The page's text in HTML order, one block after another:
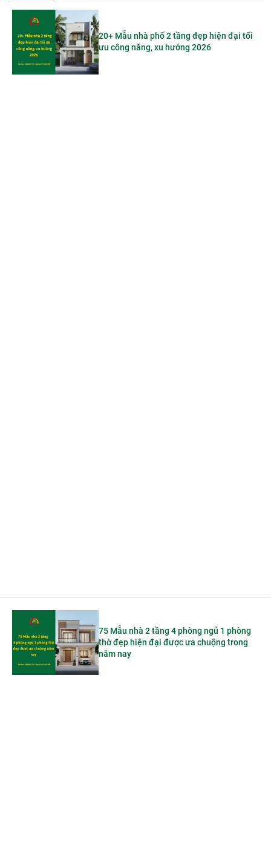
20+ Mẫu nhà phố 2 tầng đẹp hiện đại tối
ưu công năng, xu hướng 2026
75 Mẫu nhà 2 tầng 4 phòng ngủ 1 phòng
thờ đẹp hiện đại được ưa chuộng trong
năm nay